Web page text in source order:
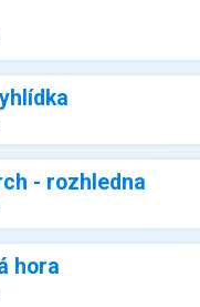
- rozhledna
hora